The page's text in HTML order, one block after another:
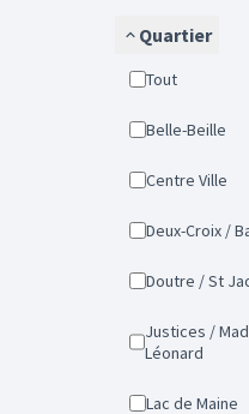
Quartier
Tout
Belle-Beille
Centre Ville
Deux-Croix /
Doutre / St
Justices / Madeleine / St
Léonard
Lac de Maine